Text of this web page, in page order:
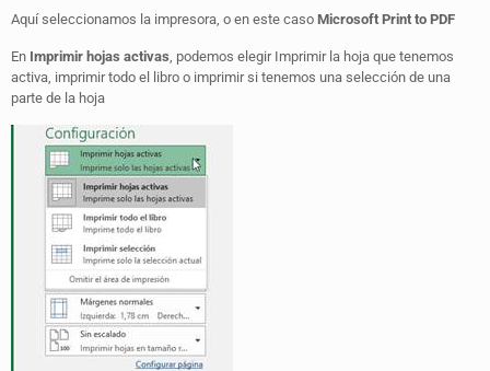
Aquí seleccionamos la impresora, o en este caso Microsoft Print to PDF
En Imprimir hojas activas , podemos elegir Imprimir la hoja que tenemos
activa, imprimir todo el libro o imprimir si tenemos una selección de una
parte de la hoja